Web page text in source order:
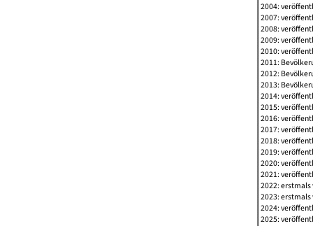
2004:
2007:
2008:
2009:
2010:
2011:
2012:
2013:
2014:
2015:
2016:
2017:
2018:
2019:
2020:
2021:
2022:
2023:
2024:
2025: